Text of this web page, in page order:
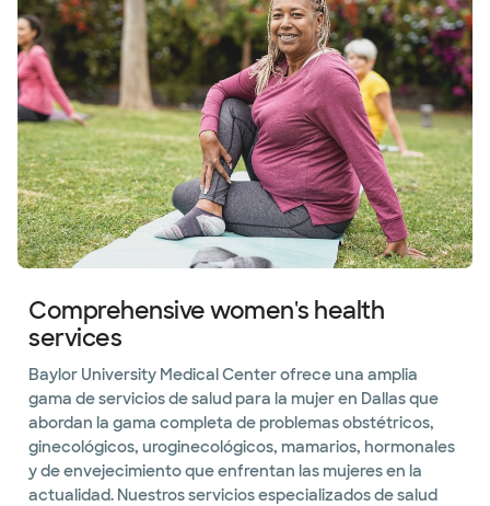
Comprehensive women's health
services
Baylor University Medical Center ofrece una amplia
gama de servicios de salud para la mujer en Dallas que
abordan la gama completa de problemas obstétricos,
ginecológicos, uroginecológicos, mamarios, hormonales
y de envejecimiento que enfrentan las mujeres en la
actualidad. Nuestros servicios especializados de salud